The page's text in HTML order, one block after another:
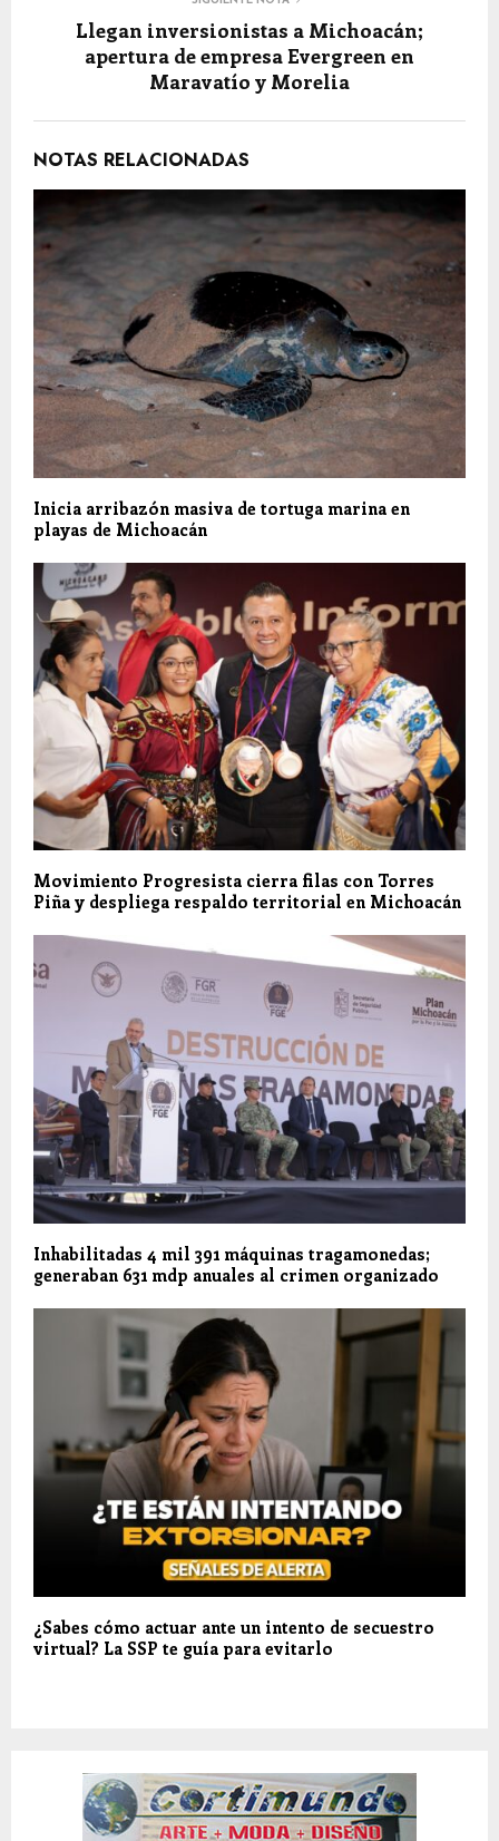
Llegan inversionistas a Michoacán;
apertura de empresa Evergreen en
Maravatío y Morelia
NOTAS RELACIONADAS
Inicia arribazón masiva de tortuga marina en
playas de Michoacán
Movimiento Progresista cierra filas con Torres
Piña y despliega respaldo territorial en Michoacán
Inhabilitadas 4 mil 391 máquinas tragamonedas;
generaban 631 mdp anuales al crimen organizado
¿Sabes cómo actuar ante un intento de secuestro
virtual? La SSP te guía para evitarlo